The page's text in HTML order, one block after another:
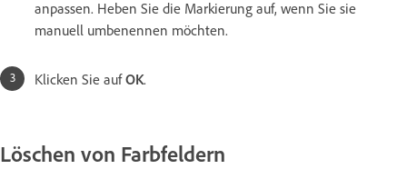
anpassen. Heben Sie die Markierung auf, wenn Sie sie
manuell umbenennen möchten.
Klicken Sie aufOK.
Löschen von Farbfeldern